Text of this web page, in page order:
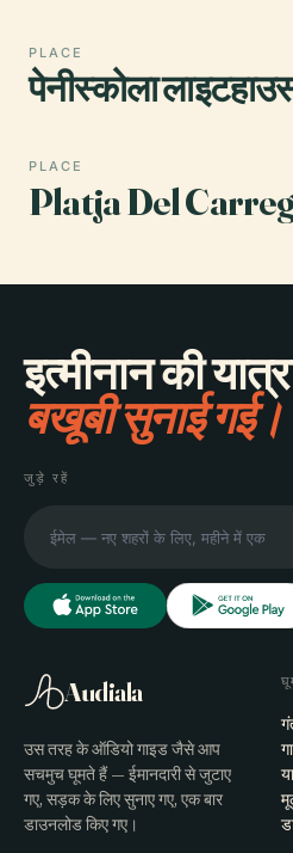
PLACE
पेनीस्कोला
PLACE
Platja Del
इत्मीनान की
बखूबी सुनाई गई।
जुड़े रहें
Audiala
उस तरह के ऑडियो गाइड जैसे आप
सचमुच घूमते हैं — ईमानदारी से जुटाए
गए, सड़क के लिए सुनाए गए, एक बार
डाउनलोड किए गए।